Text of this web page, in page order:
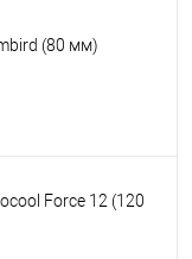
(80 мм)
Force 12 (120